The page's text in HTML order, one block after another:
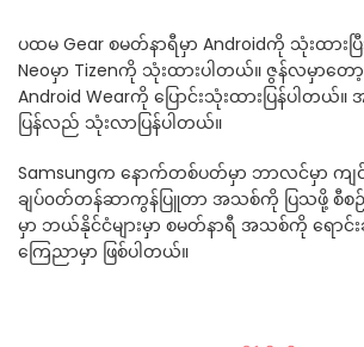
ပထမ Gear စမတ်နာရီမှာ Androidကို သုံးထားပြီ
Neoမှာ Tizenကို သုံးထားပါတယ်။ ဇွန်လမှာတော့
Android Wearကို ပြောင်းသုံးထားပြန်ပါတယ်
ပြန်လည် သုံးလာပြန်ပါတယ်။
Samsungက နောက်တစ်ပတ်မှာ ဘာလင်မှာ ကျ
ချပ်၀တ်တန်ဆာကွန်ပြူတာ အသစ်ကို ပြသဖို့ စီစ
မှာ ဘယ်နိုင်ငံများမှာ စမတ်နာရီ အသစ်ကို ရောင်
ကြေညာမှာ ဖြစ်ပါတယ်။